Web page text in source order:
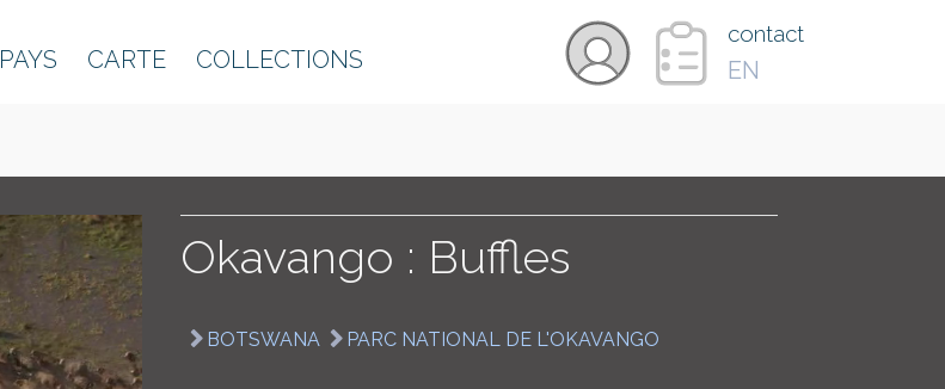
PAYS CARTE COLLECTIONS
contact
EN
Okavango : Buffles
BOTSWANA PARC NATIONAL DE L'OKAVANGO